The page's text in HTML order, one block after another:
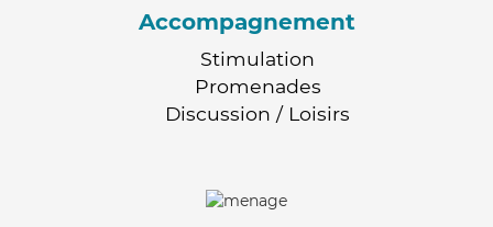
Accompagnement
Stimulation
Promenades
Discussion / Loisirs